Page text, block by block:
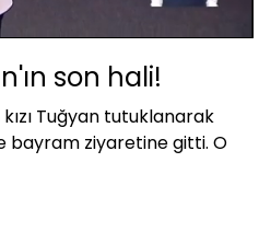
Hızı
son hali!
Tuğyan tutuklanarak
bayram ziyaretine gitti. O